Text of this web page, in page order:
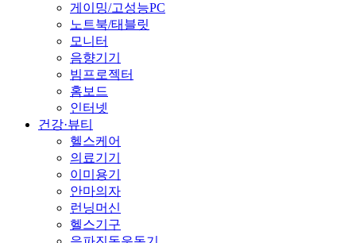
게이밍/고성능PC
노트북/태블릿
모니터
음향기기
빔프로젝터
홈보드
인터넷
건강·뷰티
헬스케어
의료기기
이미용기
안마의자
런닝머신
헬스기구